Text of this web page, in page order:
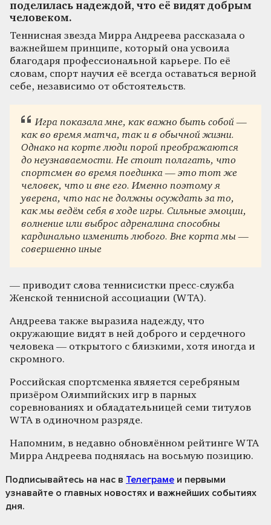
поделилась надеждой, что её видят добрым
человеком.
Теннисная звезда Мирра Андреева рассказала о
важнейшем принципе, который она усвоила
благодаря профессиональной карьере. По её
словам, спорт научил её всегда оставаться верной
себе, независимо от обстоятельств.
Игра показала мне, как важно быть собой —
как во время матча, так и в обычной жизни.
Однако на корте люди порой преображаются
до неузнаваемости. Не стоит полагать, что
спортсмен во время поединка — это тот же
человек, что и вне его. Именно поэтому я
уверена, что нас не должны осуждать за то,
как мы ведём себя в ходе игры. Сильные эмоции,
волнение или выброс адреналина способны
кардинально изменить любого. Вне корта мы —
совершенно иные
— приводит слова теннисистки пресс-служба
Женской теннисной ассоциации (WTA).
Андреева также выразила надежду, что
окружающие видят в ней доброго и сердечного
человека — открытого с близкими, хотя иногда и
скромного.
Российская спортсменка является серебряным
призёром Олимпийских игр в парных
соревнованиях и обладательницей семи титулов
WTA в одиночном разряде.
Напомним, в недавно обновлённом рейтинге WTA
Мирра Андреева поднялась на восьмую позицию.
Подписывайтесь на нас в Телеграме и первыми
узнавайте о главных новостях и важнейших событиях
дня.